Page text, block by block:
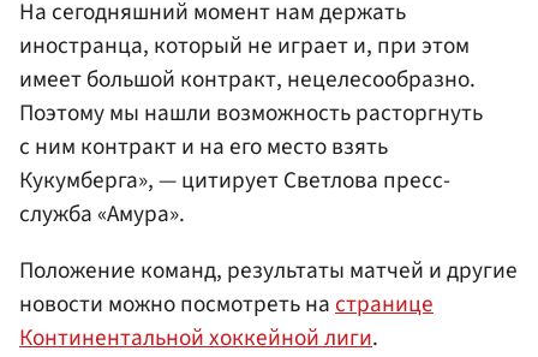
На сегодняшний момент нам держать
иностранца, который не играет и, при этом
имеет большой контракт, нецелесообразно.
Поэтому мы нашли возможность расторгнуть
с ним контракт и на его место взять
Кукумберга», — цитирует Светлова пресс-
служба «Амура».
Положение команд, результаты матчей и другие
новости можно посмотреть настранице
Континентальной хоккейной лиги.